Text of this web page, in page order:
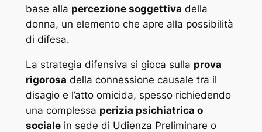
base alla percezione soggettiva della
donna, un elemento che apre alla possibilità
di difesa.
La strategia difensiva si gioca sulla prova
rigorosa della connessione causale tra il
disagio e l’atto omicida, spesso richiedendo
una complessa perizia psichiatrica o
socialein sede di Udienza Preliminare o